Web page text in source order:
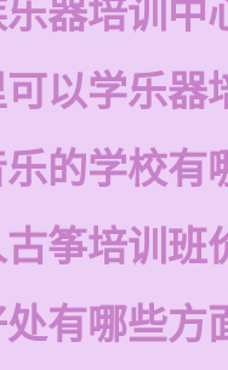
器培训中
以学乐器
的学校有
筝培训班
有哪些方